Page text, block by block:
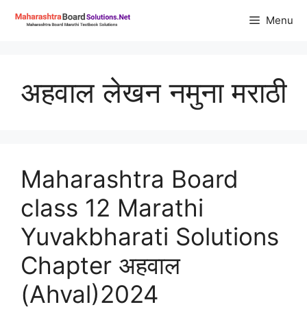
Menu
अहवाल लेखन नमुना मराठी
Maharashtra Board
class 12 Marathi
Yuvakbharati Solutions
Chapter अहवाल
(Ahval)2024